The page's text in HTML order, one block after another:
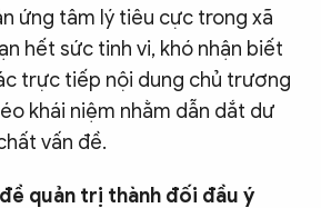
ứng tâm lý tiêu cực trong xã
hết sức tinh vi, khó nhận biết
trực tiếp nội dung chủ trương
khái niệm nhằm dẫn dắt dư
vấn đề.
quản trị thành đối đầu ý